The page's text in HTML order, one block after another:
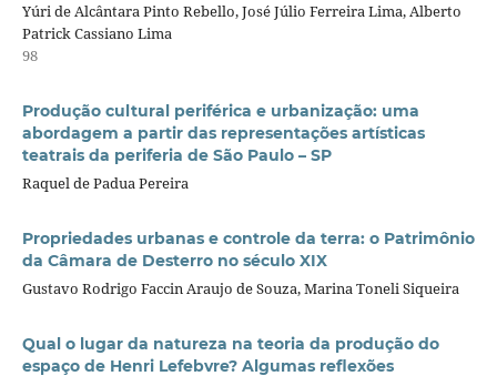
Yúri de Alcântara Pinto Rebello, José Júlio Ferreira Lima, Alberto
Patrick Cassiano Lima
98
Produção cultural periférica e urbanização: uma
abordagem a partir das representações artísticas
teatrais da periferia de São Paulo – SP
Raquel de Padua Pereira
Propriedades urbanas e controle da terra: o Patrimônio
da Câmara de Desterro no século XIX
Gustavo Rodrigo Faccin Araujo de Souza, Marina Toneli Siqueira
Qual o lugar da natureza na teoria da produção do
espaço de Henri Lefebvre? Algumas reflexões